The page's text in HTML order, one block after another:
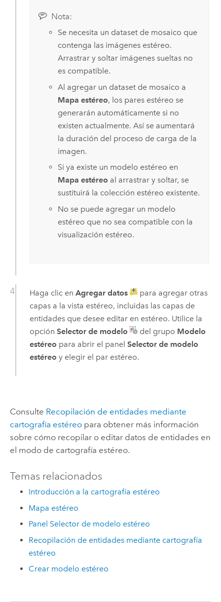
Nota:
Se necesita un dataset de mosaico que
contenga las imágenes estéreo.
Arrastrar y soltar imágenes sueltas no
es compatible.
Al agregar un dataset de mosaico a
Mapa estéreo, los pares estéreo se
generarán automáticamente si no
existen actualmente. Así se aumentará
la duración del proceso de carga de la
imagen.
Si ya existe un modelo estéreo en
Mapa estéreo al arrastrar y soltar, se
sustituirá la colección estéreo existente.
No se puede agregar un modelo
estéreo que no sea compatible con la
visualización estéreo.
Haga clic en Agregar datos
para agregar otras
capas a la vista estéreo, incluidas las capas de
entidades que desee editar en estéreo. Utilice la
opción Selector de modelo del grupo Modelo
estéreo para abrir el panel Selector de modelo
estéreo y elegir el par estéreo.
Consulte Recopilación de entidades mediante
cartografía estéreopara obtener más información
sobre cómo recopilar o editar datos de entidades en
el modo de cartografía estéreo.
Temas relacionados
Introducción a la cartografía estéreo
Mapa estéreo
Panel Selector de modelo estéreo
Recopilación de entidades mediante cartografía
estéreo
Crear modelo estéreo